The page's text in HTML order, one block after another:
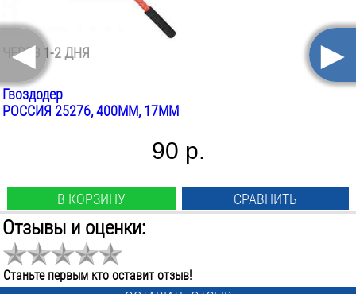
ЧЕРЕЗ 1-2 ДНЯ
Гвоздодер
РОССИЯ 25276, 400ММ, 17ММ
90 р.
В КОРЗИНУ СРАВНИТЬ
Длина:
◄ ►
Отзывы и оценки:
Станьте первым кто оставит отзыв!